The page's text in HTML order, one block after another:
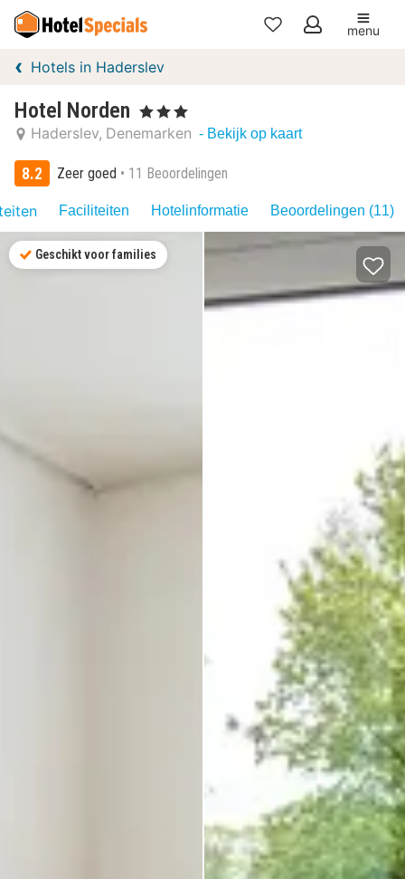
Mijn
menu
Hotels in Haderslev
Hotel Norden , 3 Sterren
Haderslev Denemarken - Bekijk op kaart
8.2 Zeer goed 11 Beoordelingen
Faciliteiten Hotelinformatie Beoordelingen (11)
Geschikt voor families